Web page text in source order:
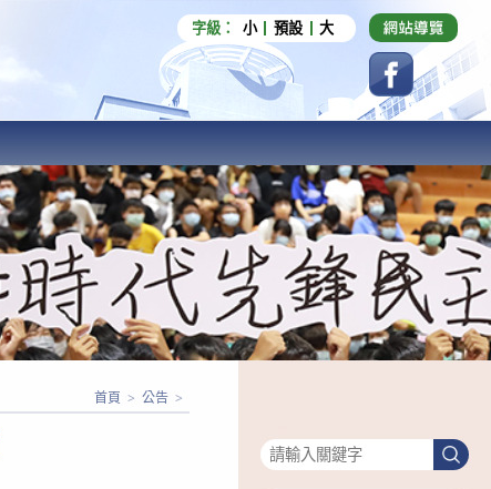
字級： 小 預設 大
首頁 > 公告 >
搜
尋